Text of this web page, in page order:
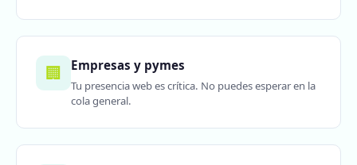
🏢 Empresas y pymes
Tu presencia web es crítica. No puedes esperar en la
cola general.